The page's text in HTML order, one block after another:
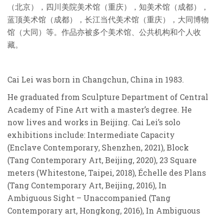
（北京），四川美院美术馆（重庆），知美术馆（成都），
蓝顶美术馆（成都），长江当代美术馆（重庆），大同博物
馆（大同）等。作品亦被多个美术馆、公共机构和个人收
藏。
Cai Lei was born in Changchun, China in 1983.
He graduated from Sculpture Department of Central
Academy of Fine Art with a master’s degree. He
now lives and works in Beijing. Cai Lei’s solo
exhibitions include: Intermediate Capacity
(Enclave Contemporary, Shenzhen, 2021), Block
(Tang Contemporary Art, Beijing, 2020), 23 Square
meters (Whitestone, Taipei, 2018), Échelle des Plans
(Tang Contemporary Art, Beijing, 2016), In
Ambiguous Sight – Unaccompanied (Tang
Contemporary art, Hongkong, 2016), In Ambiguous